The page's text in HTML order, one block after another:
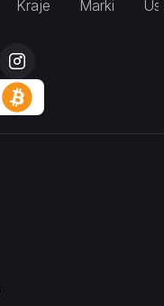
Kraje Marki